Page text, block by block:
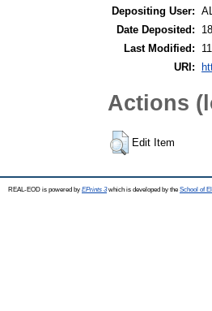
Depositing User:
Date Deposited:
Last Modified:
URI:
Actions
Edit Item
REAL-EOD is powered by EPrints 3which is developed by the School of